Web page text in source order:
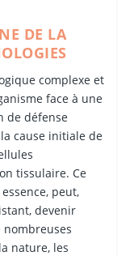
DE LA
complexe et
face à une
de défense
cause initiale de
tissulaire. Ce
peut,
devenir
nombreuses
nature, les